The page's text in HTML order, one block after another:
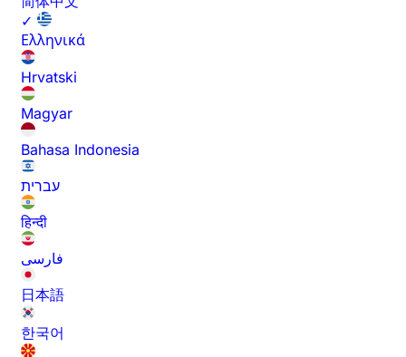
✓
Ελληνικά
Hrvatski
Magyar
Bahasa Indonesia
עברית
हिन्दी
فارسی
日本語
한국어